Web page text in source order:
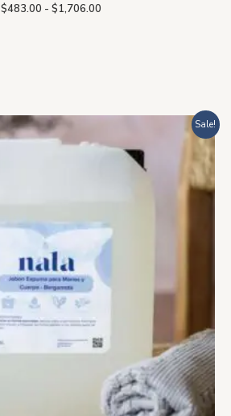
$483.00 - $1,706.00
Sale!
precios:
desde